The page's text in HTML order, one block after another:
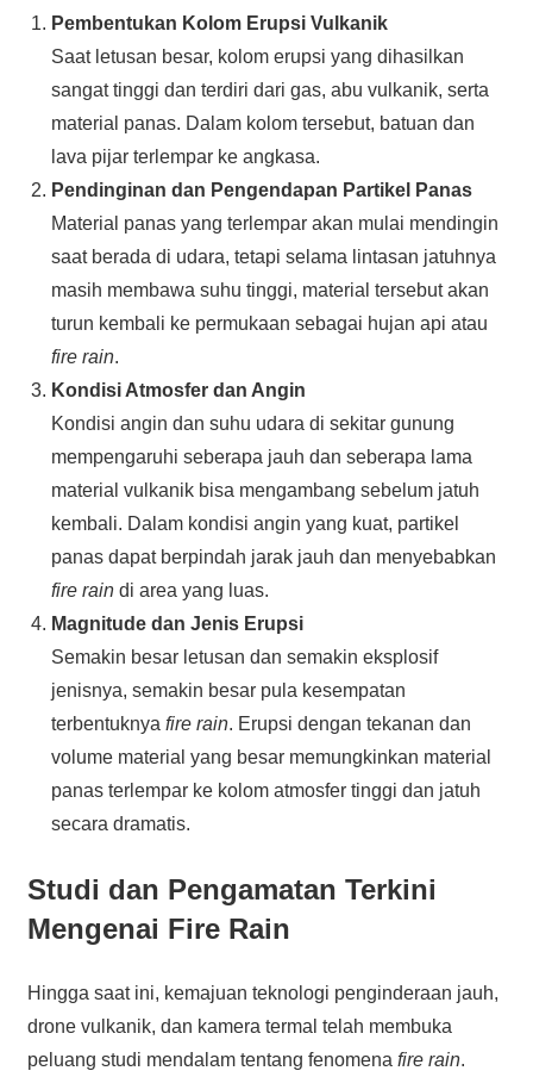
Pembentukan Kolom Erupsi Vulkanik
Saat letusan besar, kolom erupsi yang dihasilkan
sangat tinggi dan terdiri dari gas, abu vulkanik, serta
material panas. Dalam kolom tersebut, batuan dan
lava pijar terlempar ke angkasa.
Pendinginan dan Pengendapan Partikel Panas
Material panas yang terlempar akan mulai mendingin
saat berada di udara, tetapi selama lintasan jatuhnya
masih membawa suhu tinggi, material tersebut akan
turun kembali ke permukaan sebagai hujan api atau
fire rain.
Kondisi Atmosfer dan Angin
Kondisi angin dan suhu udara di sekitar gunung
mempengaruhi seberapa jauh dan seberapa lama
material vulkanik bisa mengambang sebelum jatuh
kembali. Dalam kondisi angin yang kuat, partikel
panas dapat berpindah jarak jauh dan menyebabkan
fire raindi area yang luas.
Magnitude dan Jenis Erupsi
Semakin besar letusan dan semakin eksplosif
jenisnya, semakin besar pula kesempatan
terbentuknya fire rain. Erupsi dengan tekanan dan
volume material yang besar memungkinkan material
panas terlempar ke kolom atmosfer tinggi dan jatuh
secara dramatis.
Studi dan Pengamatan Terkini
Mengenai Fire Rain
Hingga saat ini, kemajuan teknologi penginderaan jauh,
drone vulkanik, dan kamera termal telah membuka
peluang studi mendalam tentang fenomena fire rain.